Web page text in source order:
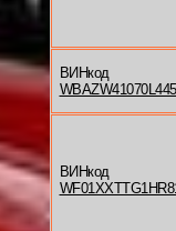
ВИНкод
ВИНкод